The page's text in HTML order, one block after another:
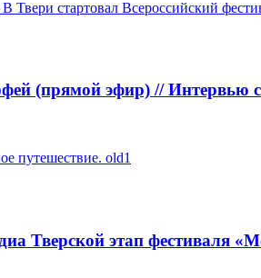
(прямой эфир) // Интервью
Тверской этап фестиваля